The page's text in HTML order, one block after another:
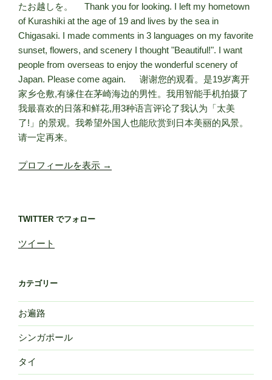
たお越しを。 Thank you for looking. I left my hometown
of Kurashiki at the age of 19 and lives by the sea in
Chigasaki. I made comments in 3 languages on my favorite
sunset, flowers, and scenery I thought "Beautiful!". I want
people from overseas to enjoy the wonderful scenery of
Japan. Please come again. 谢谢您的观看。是19岁离开
家乡仓敷,有缘住在茅崎海边的男性。我用智能手机拍摄了
我最喜欢的日落和鲜花,用3种语言评论了我认为「太美
了!」的景观。我希望外国人也能欣赏到日本美丽的风景。
请一定再来。
プロフィールを表示 →
TWITTER でフォロー
ツイート
カテゴリー
お遍路
シンガポール
タイ